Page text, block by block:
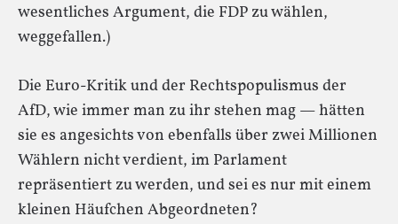
wesentliches Argument, die FDP zu wählen,
weggefallen.)
Die Euro-Kritik und der Rechtspopulismus der
AfD, wie immer man zu ihr stehen mag — hätten
sie es angesichts von ebenfalls über zwei Millionen
Wählern nicht verdient, im Parlament
repräsentiert zu werden, und sei es nur mit einem
kleinen Häufchen Abgeordneten?